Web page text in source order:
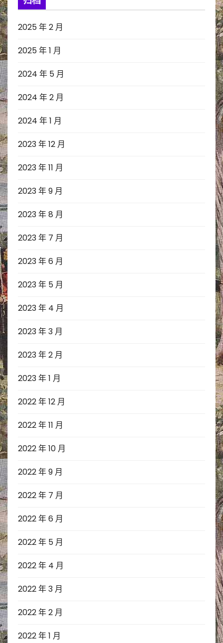
2025 年 2 月
2025 年 1 月
2024 年 5 月
2024 年 2 月
2024 年 1 月
2023 年 12 月
2023 年 11 月
2023 年 9 月
2023 年 8 月
2023 年 7 月
2023 年 6 月
2023 年 5 月
2023 年 4 月
2023 年 3 月
2023 年 2 月
2023 年 1 月
2022 年 12 月
2022 年 11 月
2022 年 10 月
2022 年 9 月
2022 年 7 月
2022 年 6 月
2022 年 5 月
2022 年 4 月
2022 年 3 月
2022 年 2 月
2022 年 1 月